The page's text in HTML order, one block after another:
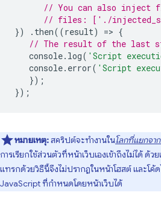
// You can also inject
// files: ['./
})
. then((result) => {
// The result of the last
console. log( 'Script
console. error( 'Script
});
});
หมายเหตุ:สคริปต์จะทํางานในโลกที่แยกจา
การเรียกใช้ส่วนตัวที่หน้าเว็บเองเข้าถึงไม่ได้ ด้
แทรกด้วยวิธีนี้จึงไม่ปรากฏในหน้าโฮสต์ และโ
JavaScript ที่กำหนดโดยหน้าเว็บได้